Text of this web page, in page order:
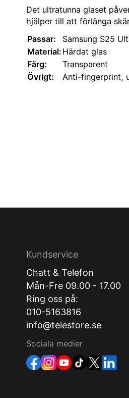
Det ultratunna glaset
hjälper till att förlänga
Passar:
Samsung S25
Material: Härdat glas
Färg:
Transparent
Övrigt:
Anti-fingerprint,
Kundservice
Chatt & Telefon
Mån-Fre 09.00 - 17.00
Ring oss på:
010-5163816
info@telestore.se
Sociala medier